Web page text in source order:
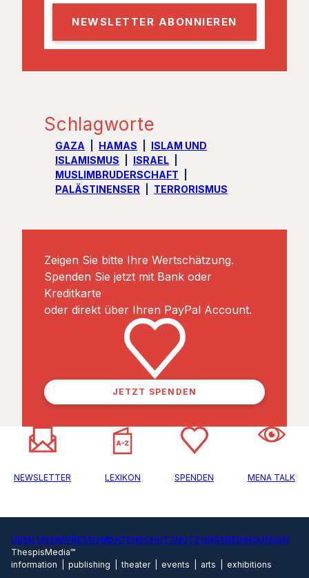
a
l
Schlagworte
GAZA HAMAS
ISLAM UND
ISLAMISMUS
ISRAEL
MUSLIMBRUDERSCHAFT
PALÄSTINENSER
TERRORISMUS
Zeigen Sie bitte Ihre Wertschätzung.
Spenden Sie jetzt mit Bank oder
Kreditkarte
oder direkt über Ihren PayPal Account.
JETZT SPENDEN
NEWSLETTER LEXIKON SPENDEN MENA TALK
ÜBER UNSIMPRESSUMDATENSCHUTZNUTZUNGSBEDINGUNGEN
ThespisMedia™
information | publishing | theater | events | arts | exhibitions